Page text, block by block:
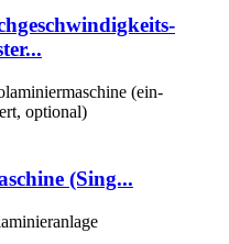
(Sing...